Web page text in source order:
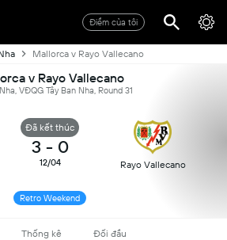
Điểm của tôi
Mallorca v Rayo Vallecano
v Rayo Vallecano
VĐQG Tây Ban Nha, Round 31
Đã kết thúc
3 - 0
12/04 Rayo Vallecano
Retro Weekend
Thống kê Đối đầu